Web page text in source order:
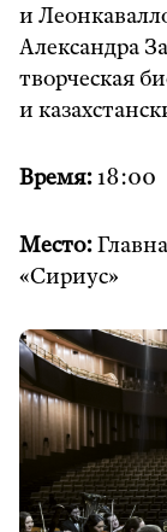
и
Александра
творческая
и
Время:18:00
Место:
«Сириус»